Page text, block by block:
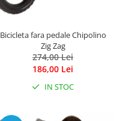
Bicicleta fara pedale Chipolino
Zig Zag
274,00 Lei
186,00 Lei
IN STOC